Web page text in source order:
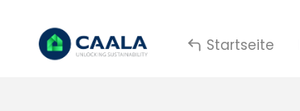
Startseite